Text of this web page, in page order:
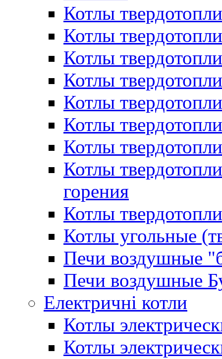
Котлы
Котлы
Котлы
Котлы
Котлы
Котлы
Котлы
Котлы
горения
Котлы
Котлы угольные
Печи воздушные
Печи воздушные
Електричні котли
Котлы
Котлы